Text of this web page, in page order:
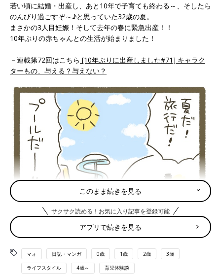
若い頃に結婚・出産し、あと10年で子育ても終わる～、そしたら
のんびり過ごすぞ～♪と思っていた32歳の夏。
まさかの3人目妊娠！そして去年の春に緊急出産！！
10年ぶりの赤ちゃんとの生活が始まりました！
－連載第72回はこちら [10年ぶりに出産しました#71] キャラク
ターもの、与える？与えない？
このまま続きを見る
サクサク読める！お気に入り記事を登録可能
アプリで続きを見る
マォ 日記・マンガ 0歳 1歳 2歳 3歳
ライフスタイル 4歳～ 育児体験談